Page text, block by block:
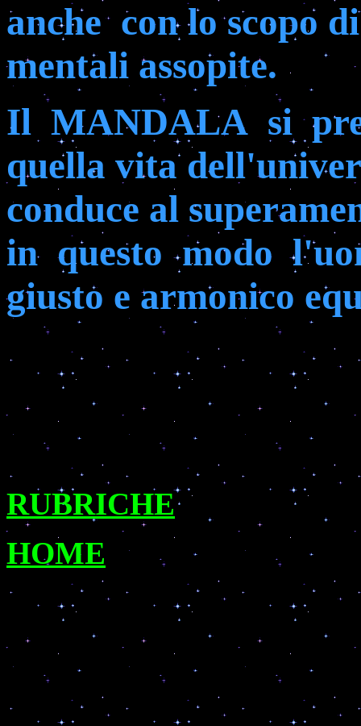
anche con lo scopo
mentali assopite.
Il MANDALA si
quella vita
conduce al
in questo modo
giusto e armonico
RUBRICHE
HOME